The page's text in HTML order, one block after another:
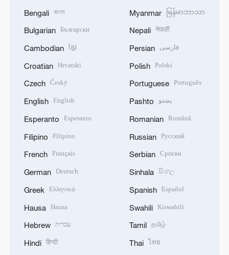
Bengali বাংলা
Bulgarian Български
Cambodian ខ្មែរ
Croatian Hrvatski
Czech Český
English English
Esperanto Esperanto
Filipino Filipino
French Français
German Deutsch
Greek Ελληνικά
Hausa Hausa
Hebrew עברית
Hindi हिन्दी
Myanmar မြန်မာဘာသာ
Nepali नेपाली
Persian فارسی
Polish Polski
Portuguese Português
Pashto پښتو
Romanian Română
Russian Русский
Serbian Српски
Sinhala සිංහල
Spanish Español
Swahili Kiswahili
Tamil தமிழ்
Thai ไทย